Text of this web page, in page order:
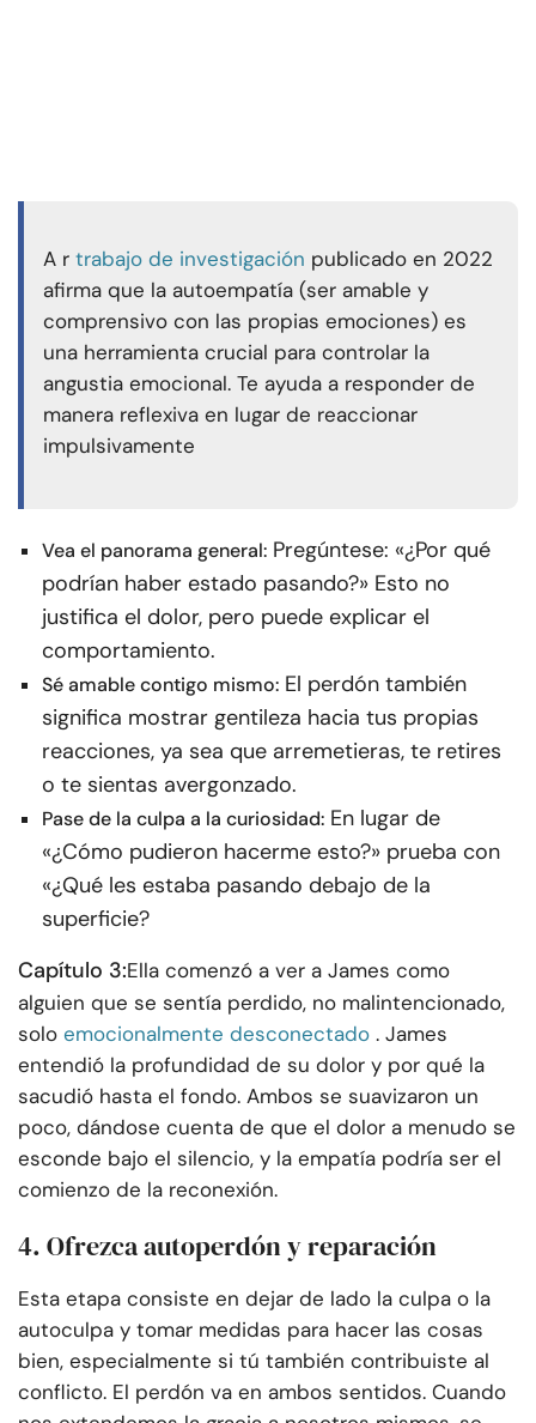
A r trabajo de investigación publicado en 2022
afirma que la autoempatía (ser amable y
comprensivo con las propias emociones) es
una herramienta crucial para controlar la
angustia emocional. Te ayuda a responder de
manera reflexiva en lugar de reaccionar
impulsivamente
Vea el panorama general: Pregúntese: «¿Por qué
podrían haber estado pasando?» Esto no
justifica el dolor, pero puede explicar el
comportamiento.
Sé amable contigo mismo: El perdón también
significa mostrar gentileza hacia tus propias
reacciones, ya sea que arremetieras, te retires
o te sientas avergonzado.
Pase de la culpa a la curiosidad: En lugar de
«¿Cómo pudieron hacerme esto?» prueba con
«¿Qué les estaba pasando debajo de la
superficie?
Capítulo 3:Ella comenzó a ver a James como
alguien que se sentía perdido, no malintencionado,
solo emocionalmente desconectado . James
entendió la profundidad de su dolor y por qué la
sacudió hasta el fondo. Ambos se suavizaron un
poco, dándose cuenta de que el dolor a menudo se
esconde bajo el silencio, y la empatía podría ser el
comienzo de la reconexión.
4. Ofrezca autoperdón y reparación
Esta etapa consiste en dejar de lado la culpa o la
autoculpa y tomar medidas para hacer las cosas
bien, especialmente si tú también contribuiste al
conflicto. El perdón va en ambos sentidos. Cuando